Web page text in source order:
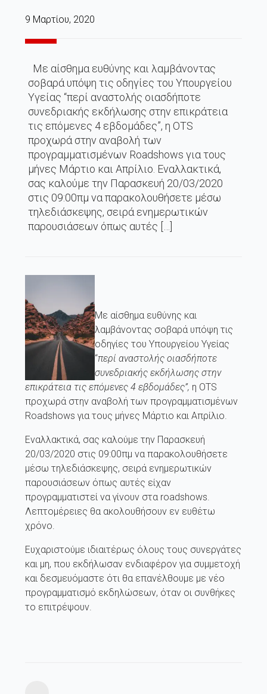
9 Μαρτίου, 2020
Με αίσθημα ευθύνης και λαμβάνοντας
σοβαρά υπόψη τις οδηγίες του Υπουργείου
Υγείας “περί αναστολής οιασδήποτε
συνεδριακής εκδήλωσης στην επικράτεια
τις επόμενες 4 εβδομάδες”, η ΟTS
προχωρά στην αναβολή των
προγραμματισμένων Roadshows για τους
μήνες Μάρτιο και Απρίλιο. Εναλλακτικά,
σας καλούμε την Παρασκευή 20/03/2020
στις 09:00πμ να παρακολουθήσετε μέσω
τηλεδιάσκεψης, σειρά ενημερωτικών
παρουσιάσεων όπως αυτές […]
Με αίσθημα ευθύνης και
λαμβάνοντας σοβαρά υπόψη τις
οδηγίες του Υπουργείου Υγείας
“περί αναστολής οιασδήποτε
συνεδριακής εκδήλωσης στην
επικράτεια τις επόμενες 4 εβδομάδες”, η ΟTS
προχωρά στην αναβολή των προγραμματισμένων
Roadshows για τους μήνες Μάρτιο και Απρίλιο.
Εναλλακτικά, σας καλούμε την Παρασκευή
20/03/2020 στις 09:00πμ να παρακολουθήσετε
μέσω τηλεδιάσκεψης, σειρά ενημερωτικών
παρουσιάσεων όπως αυτές είχαν
προγραμματιστεί να γίνουν στα roadshows.
Λεπτομέρειες θα ακολουθήσουν εν ευθέτω
χρόνο.
Ευχαριστούμε ιδιαιτέρως όλους τους συνεργάτες
και μη, που εκδήλωσαν ενδιαφέρον για συμμετοχή
και δεσμευόμαστε ότι θα επανέλθουμε με νέο
προγραμματισμό εκδηλώσεων, όταν οι συνθήκες
το επιτρέψουν.